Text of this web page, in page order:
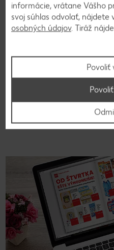
Hľadáte inšpiráciu na
Nahliadnite do našej on-line
množstva chutných receptov.
Na
informácie, vrátane Vášho
svoj súhlas odvolať, nájdete
osobných údajov. Tiráž
Povoliť